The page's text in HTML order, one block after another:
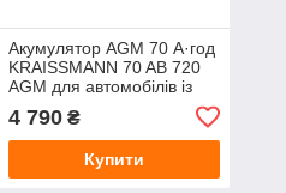
Акумулятор AGM 70 А·год
KRAISSMANN 70 AB 720
AGM для автомобілів із
4 790₴
Купити